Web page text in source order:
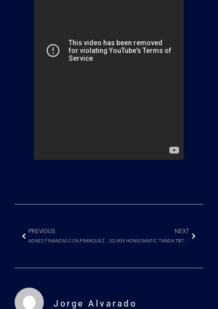
PREVIOUS NEXT
Jorge Alvarado